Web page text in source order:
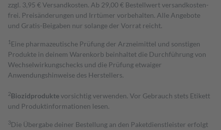
zzgl. 3,95 € Versandkosten. Ab 29,00 € Bestell­wert versand­kosten­
frei. Preisänderungen und Irrtümer vorbehalten. Alle Angebote
und Gratis-Beigaben nur solange der Vorrat reicht.
1 Eine pharmazeutische Prüfung der Arzneimittel und sonstigen
Produkte in deinem Warenkorb beinhaltet die Durchführung von
Wechselwirkungschecks und die Prüfung etwaiger
Anwendungshinweise des Herstellers.
2Biozidproduktevorsichtig verwenden. Vor Gebrauch stets Etikett
und Produktinformationen lesen.
3Die Übergabe deiner Bestellung an den Paketdienstleister erfolgt